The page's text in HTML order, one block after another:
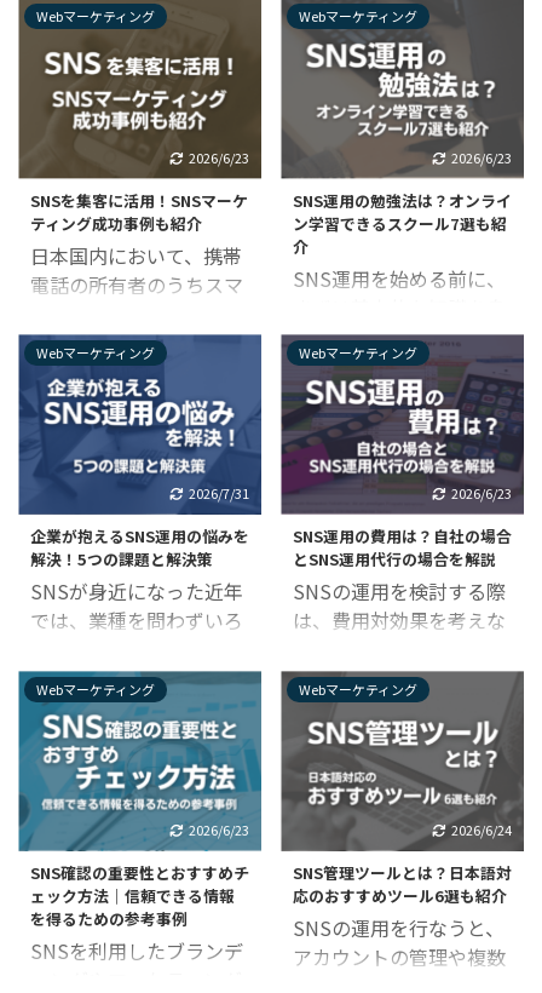
めとしたSNSでの風評被
害や誹謗中傷などのリス
ク管理を検討している方
は、ぜひ参考にしてみて
ください。 ▼企業アカウ
ントのSNS炎上予防につ
いては、こちらで解説し
ています。 企業のS ...
します。 自分では今まで
気づかなかったリスクを
知ることが一番の予防策
なので、ぜひこの機会に
目を向けてみてはいかが
でしょうか。 ▼企業アカ
ウントについては、こち
らで解説しています。
Twitte ...
ターネットによる誹謗中
傷発生件数の半分以上は
SNSが占めています。
SNSは誹謗中傷されやす
い媒体なので、もしも、
誹謗中傷された場合はす
ぐに削除対応をしましょ
う。 しかし、すぐに削除
対応をしようと言われて
も「どうやって誹謗中傷
の？」という疑問を抱え
ている人も多いかと思い
ます。そのような方のた
めに、この記事ではSNS
に書き込まれた誹謗中傷
の投稿を削除する方法に
ついて具体的にまとめま
したので、ぜひ参考にし
てみてください。 ...
だけどSNS運用代行の案
件を獲得して稼げる？」
副業として人気のある
SNS運用代行。気になっ
てやり方を調べてみて
も、結局よく分からなか
ったということはありま
せんか？ 未経験・初心者
であれば、案件を獲得し
て更に継続案件や高単価
みえないと、挑戦するの
にも大きな勇気がいりま
す。 SNS運用代行を始め
るうえで重要なのは、ま
ず自分のSNSを運用して
スキルを身に付け、実績
を積み上げておくことで
す。 この記事では未経
験・初心者向 ...
Webマーケティング
2026/6/23
SNSを集客に活用！SNSマーケ
ティング成功事例も紹介
日本国内において、携帯
電話の所有者のうちスマ
言われている現在。 それ
に伴い、SNSを連絡手段
や情報収集ツールとして
利用するのが一般的にな
ったことで、スマホ
×SNSをマーケティング
の場として活用する企業
も増えてきました。 この
記事では、そんなSNSを
活用した集客やSNSマー
ケティングについて説明
によるSNS集客の成功事
例も紹介するので、ぜひ
参考にしてみてくださ
い。 SNSで集客するなら
SNSマーケティング SNS
マーケティングとは、
SNS（ソーシャル・ネッ
トワ ...
Webマーケティング
2026/6/23
SNS運用の勉強法は？オンライ
ン学習できるスクール7選も紹
介
SNS運用を始める前に、
に付けるために勉強をし
ようと考える人は少なく
ないでしょう。 しかし
SNS運用は常に最新のス
キルが求められるため、
効果的な勉強法が分から
ず、いきなり壁にあたっ
てしまうことも多いで
す。 この記事では、SNS
運用の勉強法とオススメ
のスクールについて解説
のように学習したら良い
か分からない」と悩んで
いる方は、ぜひ参考にし
てみてください。 ▼海外
向けのSNS運用について
知りたい方は、こちらを
チェック！ インバウンド
対策向けのSNS運用ポイ
ント｜S ...
Webマーケティング
2026/7/31
企業が抱えるSNS運用の悩みを
解決！5つの課題と解決策
SNSが身近になった近年
では、業種を問わずいろ
トを作成してSNS運用を
行なっています。 しかし
「いざSNSを始めてみた
ものの、悩むことが多く
て持て余している」とい
う企業は意外と多いので
はないでしょうか？ この
記事では、そんな企業が
抱えるSNS運用の悩みに
ついて解説します。 具体
的な課題と解決策も説明
Webマーケティング
2026/6/23
SNS運用の費用は？自社の場合
とSNS運用代行の場合を解説
SNSの運用を検討する際
は、費用対効果を考えな
なりません。 しかし、実
際にSNS運用でどのよう
な業務にどのくらいの費
用がかかるのか、よく分
からないという人も多い
のではないでしょうか？
この記事ではそんなSNS
担当者の方のために、
SNS運用の費用について
解説します。 SNS運用を
自社で行なう場合の費用
Webマーケティング
2026/6/23
SNS確認の重要性とおすすめチ
ェック方法｜信頼できる情報
を得るための参考事例
SNSを利用したブランデ
Webマーケティング
2026/6/24
SNS管理ツールとは？日本語対
応のおすすめツール6選も紹介
SNSの運用を行なうと、
アカウントの管理や複数